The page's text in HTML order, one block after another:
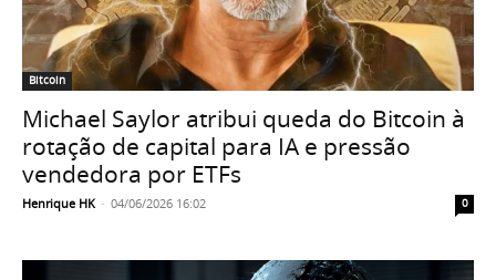
Bitcoin
Michael Saylor atribui queda do Bitcoin à
rotação de capital para IA e pressão
vendedora por ETFs
Henrique HK - 04/06/2026 16:02 0